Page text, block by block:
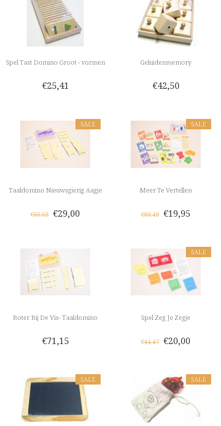
Spel Tast Domino Groot - vormen
€25,41
Geluidenmemory
€42,50
SALE
Taaldomino Nieuwsgierig Aagje
€66,68 €29,00
SALE
Meer Te Vertellen
€80,49 €19,95
Boter Bij De Vis- Taaldomino
€71,15
SALE
Spel Zeg Je Zegje
€44,47 €20,00
SALE SALE